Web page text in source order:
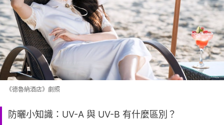
《德魯納酒店》劇照
防曬小知識：UV-A 與 UV-B 有什麼區別？